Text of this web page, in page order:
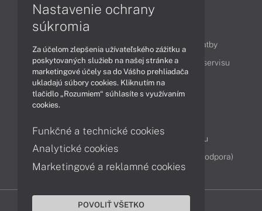
Ako nakupovať
Možnosti doručenia a platby
Podpora a servis
Servisné služby Cenník servisu
Kontakty
Reklamácia tovaru
Diagnostiky online
TeamViewer (vzdialená podpora)
Nastavenie ochrany
súkromia
Za účelom zlepšenia užívateľského zážitku a
poskytovaných služieb na našej stránke a
marketingové účely sa do Vášho prehliadača
ukladajú súbory cookies. Kliknutím na
tlačidlo „Rozumiem“ súhlasíte s využívaním
cookies.
Funkčné a technické cookies
Analytické cookies
Marketingové a reklamné cookies
POVOLIŤ VŠETKO